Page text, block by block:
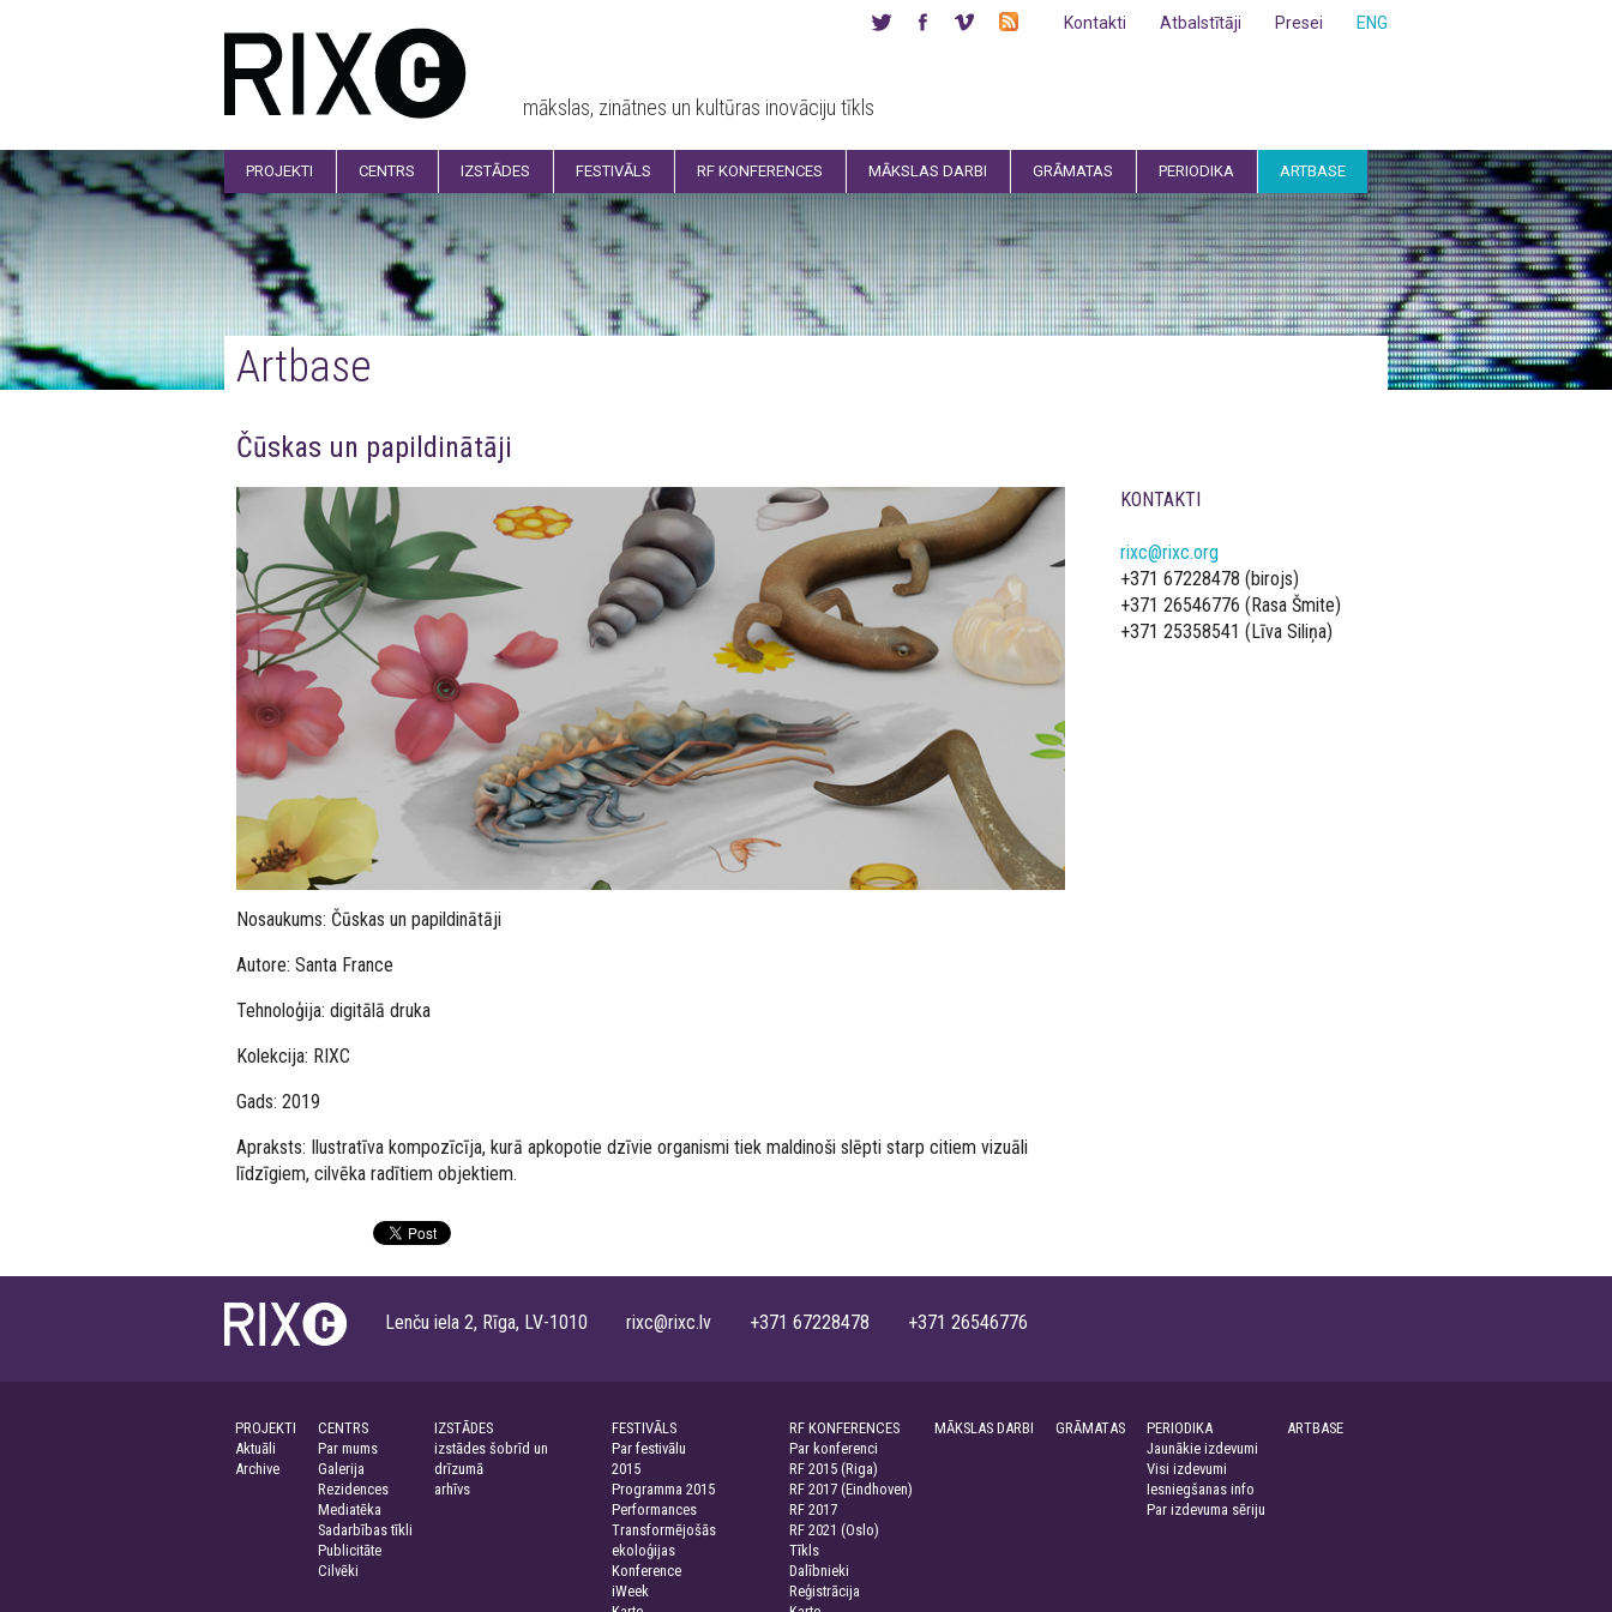
mākslas, zinātnes un kultūras inovāciju tīkls
ENG
Presei
Atbalstītāji
Kontakti
PROJEKTI CENTRS IZSTĀDES FESTIVĀLS RF KONFERENCES MĀKSLAS DARBI GRĀMATAS PERIODIKA ARTBASE
Artbase
Čūskas un papildinātāji
Nosaukums: Čūskas un papildinātāji
Autore: Santa France
Tehnoloģija: digitālā druka
Kolekcija: RIXC
Gads: 2019
Apraksts: Ilustratīva kompozīcīja, kurā apkopotie dzīvie organismi tiek maldinoši slēpti starp citiem vizuāli
līdzīgiem, cilvēka radītiem objektiem.
KONTAKTI
rixc@rixc.org
+371 67228478 (birojs)
+371 26546776 (Rasa Šmite)
+371 25358541 (Līva Siliņa)
Lenču iela 2, Rīga, LV-1010 rixc@rixc.lv +371 67228478 +371 26546776
PROJEKTI
Aktuāli
Archive
CENTRS
Par mums
Galerija
Rezidences
Mediatēka
Sadarbības tīkli
Publicitāte
Cilvēki
IZSTĀDES
izstādes šobrīd un
drīzumā
arhīvs
FESTIVĀLS
Par festivālu
2015
Programma 2015
Performances
Transformējošās
ekoloģijas
Konference
iWeek
RF KONFERENCES
Par konferenci
RF 2015 (Riga)
RF 2017 (Eindhoven)
RF 2017
RF 2021 (Oslo)
Tīkls
Dalībnieki
Reģistrācija
MĀKSLAS DARBI GRĀMATAS
PERIODIKA
Jaunākie izdevumi
Visi izdevumi
Iesniegšanas info
Par izdevuma sēriju
ARTBASE